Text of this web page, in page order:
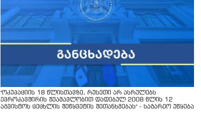
"ოკუპაციის 18 წლისთავზე, რუსეთი არ ასრულებს
ევროკავშირის შუამავლობით დადებულ 2008 წლის 12
აგვისტოს ცეცხლის შეწყვეტის შეთანხმებას" - საგარეო უწყება